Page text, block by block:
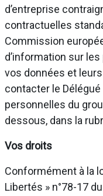
d’entreprise
contractuelles
Commission
d’information sur
vos données et
contacter le
personnelles du
dessous, dans la
Vos droits
Conformément à la
Libertés » n°78-17